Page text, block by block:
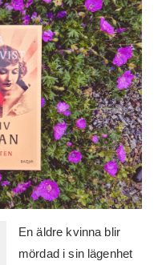
En äldre kvinna blir
mördad i sin lägenhet